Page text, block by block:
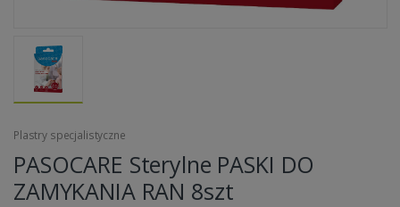
Plastry specjalistyczne
PASOCARE Sterylne PASKI DO
ZAMYKANIA RAN 8szt